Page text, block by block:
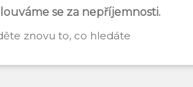
se za nepříjemnosti.
znovu to, co hledáte